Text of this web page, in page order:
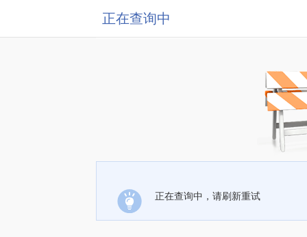
正在查询中
正在查询中，请刷新重试